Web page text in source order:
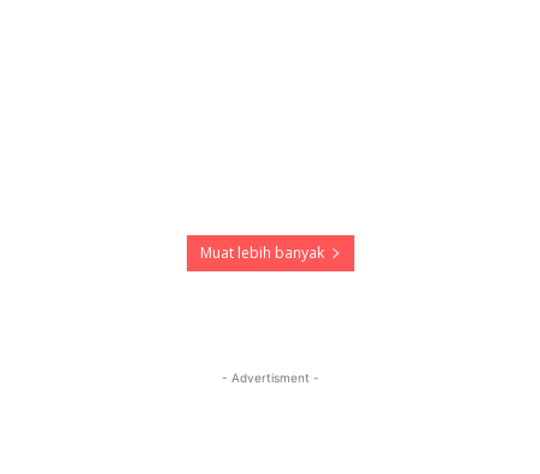
Muat lebih banyak
- Advertisment -